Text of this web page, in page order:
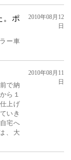
。ポ
ー車
2010年08月12
日
で納
ら１
上げ
いき
宅へ
、大
2010年08月11
日